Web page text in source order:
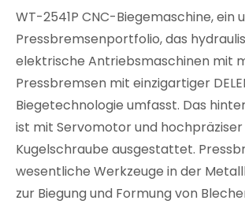
WT-2541P CNC-Biegemaschine, ein
Pressbremsenportfolio, das
elektrische Antriebsmaschinen mit
Pressbremsen mit einzigartiger
Biegetechnologie umfasst. Das
ist mit Servomotor und hochpräziser
Kugelschraube ausgestattet.
wesentliche Werkzeuge in der
zur Biegung und Formung von